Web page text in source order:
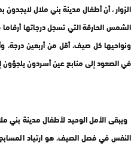
الزوار ، أن أطفال مدينة بني ملال
الشمس الحارقة التي تسجل درجاتها أرقاما
ونواحيها كل صيف، أقل من أربعين درجة،
في الصعود إلى منابع عين أسردون
ويبقى الأمل الوحيد لأطفال مدينة بني
النفس في فصل الصيف، هو ارتياد المسابح